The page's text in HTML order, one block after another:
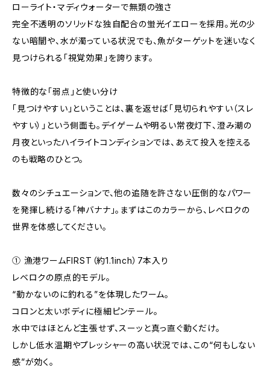
​ローライト・マディウォーターで無類の強さ
完全不透明のソリッドな独自配合の蛍光イエローを採用。光の少
ない暗闇や、水が濁っている状況でも、魚がターゲットを迷いなく
見つけられる「視覚効果」を誇ります。
​特徴的な「弱点」と使い分け
「見つけやすい」ということは、裏を返せば「見切られやすい（スレ
やすい）」という側面も。デイゲームや明るい常夜灯下、澄み潮の
月夜といったハイライトコンディションでは、あえて投入を控える
のも戦略のひとつ。
​数々のシチュエーションで、他の追随を許さない圧倒的なパワー
を発揮し続ける「神バナナ」。まずはこのカラーから、レベロクの
世界を体感してください。
① 漁港ワームFIRST（約1.1inch）7本入り
レベロクの原点的モデル。
“動かないのに釣れる”を体現したワーム。
コロンと太いボディに極細ピンテール。
水中ではほとんど主張せず、スーッと真っ直ぐ動くだけ。
しかし低水温期やプレッシャーの高い状況では、この“何もしない
感”が効く。